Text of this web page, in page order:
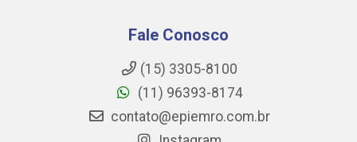
Fale Conosco
(15) 3305-8100
(11) 96393-8174
contato@epiemro.com.br